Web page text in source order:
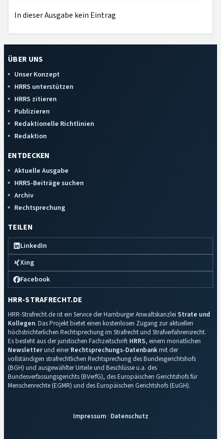
In dieser Ausgabe kein Eintrag
ÜBER UNS
Unser Konzept
HRRS unterstützen
HRRS zitieren
Publizieren
Redaktionelle Richtlinien
Redaktion
ENTDECKEN
Aktuelle Ausgabe
HRRS-Beiträge suchen
Archiv
Rechtsprechung
TEILEN
LinkedIn
Xing
Facebook
HRR-STRAFRECHT.DE
HRR-Strafrecht.de ist ein Service der Hamburger Anwaltskanzlei Strate und
Kollegen. Das Projekt bietet einen kostenlosen Zugang zur aktuellen
höchstrichterlichen Rechtsprechung im Strafrecht und Strafverfahrensrecht.
Es besteht aus der juristischen Fachzeitschrift HRRS, einem monatlichen
Newsletterund einerRechtsprechungs-Datenbankmit der
vollständigen strafrechtlichen Rechtsprechung des Bundesgerichtshofs
(BGH) und ausgewählter Urteile und Beschlüsse u.a. des
Bundesverfassungsgerichts (BVerfG), des Europäischen Gerichtshofs für
Menschenrechte (EGMR) und des Europäischen Gerichtshofs (EuGH).
Impressum· Datenschutz